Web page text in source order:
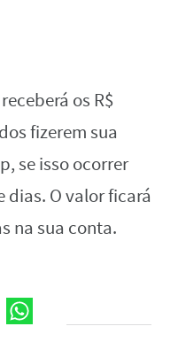
os R$
fizerem sua
se isso ocorrer
dias. O valor ficará
na sua conta.